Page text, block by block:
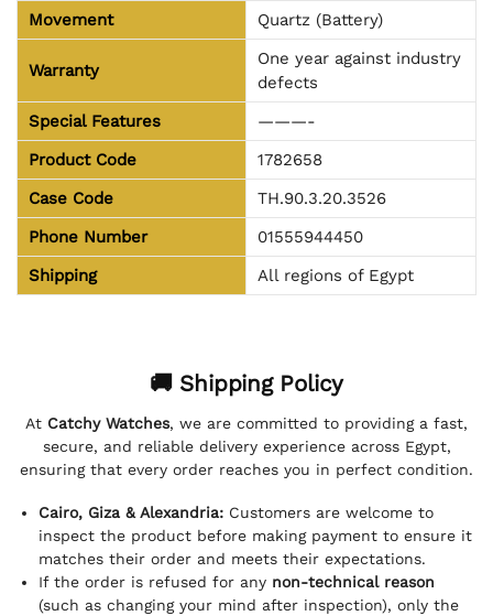
Movement
Quartz (Battery)
Warranty
One year against industry
defects
Special Features
———-
Product Code
1782658
Case Code
TH.90.3.20.3526
Phone Number
01555944450
Shipping
All regions of Egypt
🚚 Shipping Policy
At Catchy Watches, we are committed to providing a fast,
secure, and reliable delivery experience across Egypt,
ensuring that every order reaches you in perfect condition.
Cairo, Giza & Alexandria: Customers are welcome to
inspect the product before making payment to ensure it
matches their order and meets their expectations.
If the order is refused for any non-technical reason
(such as changing your mind after inspection), only the